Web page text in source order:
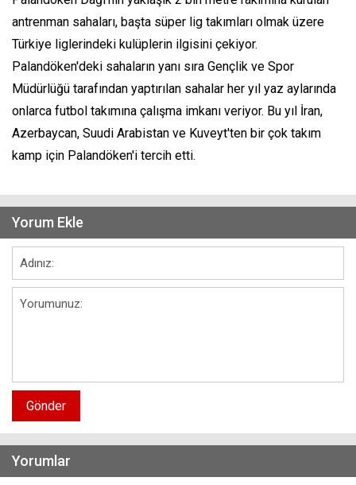
antrenman sahaları, başta süper lig takımları olmak üzere
Türkiye liglerindeki kulüplerin ilgisini çekiyor.
Palandöken'deki sahaların yanı sıra Gençlik ve Spor
Müdürlüğü tarafından yaptırılan sahalar her yıl yaz aylarında
onlarca futbol takımına çalışma imkanı veriyor. Bu yıl İran,
Azerbaycan, Suudi Arabistan ve Kuveyt'ten bir çok takım
kamp için Palandöken'i tercih etti.
Yorum Ekle
Gönder
Yorumlar